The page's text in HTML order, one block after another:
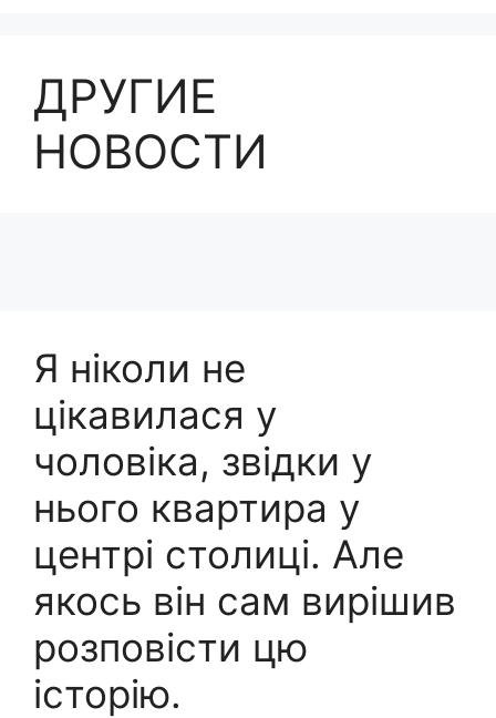
ДРУГИЕ
НОВОСТИ
Я ніколи не
цікавилася у
чоловіка, звідки у
нього квартира у
центрі столиці. Але
якось він сам вирішив
розповісти цю
історію.